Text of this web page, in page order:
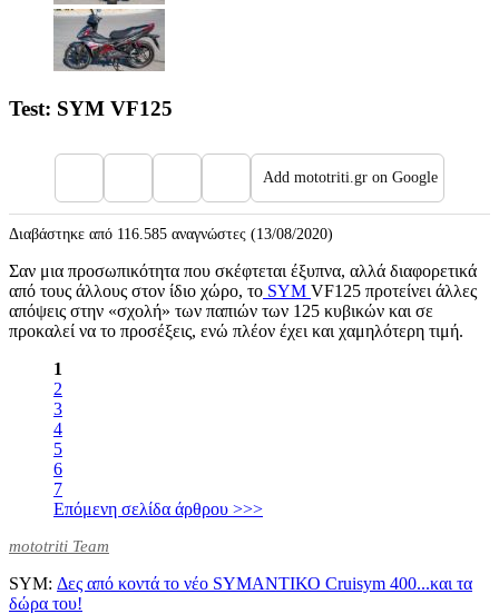
Test: SYM VF125
Add mototriti.gr on Google
Διαβάστηκε από 116.585 αναγνώστες (13/08/2020)
Σαν μια προσωπικότητα που σκέφτεται έξυπνα, αλλά διαφορετικά
από τους άλλους στον ίδιο χώρο, το SYM VF125 προτείνει άλλες
απόψεις στην «σχολή» των παπιών των 125 κυβικών και σε
προκαλεί να το προσέξεις, ενώ πλέον έχει και χαμηλότερη τιμή.
1
2
3
4
5
6
7
Επόμενη σελίδα άρθρου >>>
mototriti Team
SYM: Δες από κοντά το νέο SYMΑΝΤΙΚΟ Cruisym 400...και τα
δώρα του!